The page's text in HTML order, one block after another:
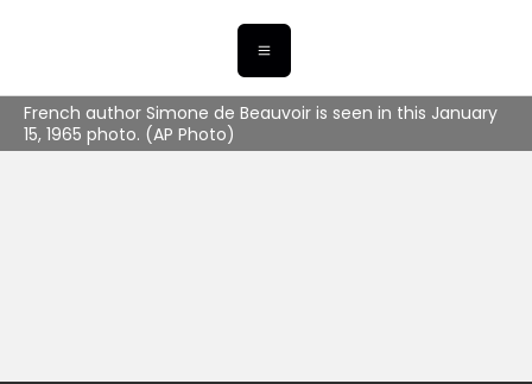
French author Simone de Beauvoir is seen in this January
15, 1965 photo. (AP Photo)